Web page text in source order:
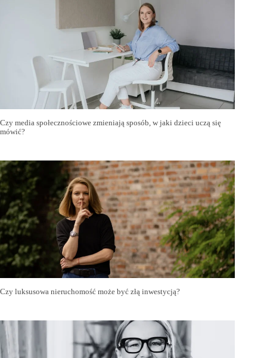
Czy media społecznościowe zmieniają sposób, w jaki dzieci uczą się
mówić?
Czy luksusowa nieruchomość może być złą inwestycją?